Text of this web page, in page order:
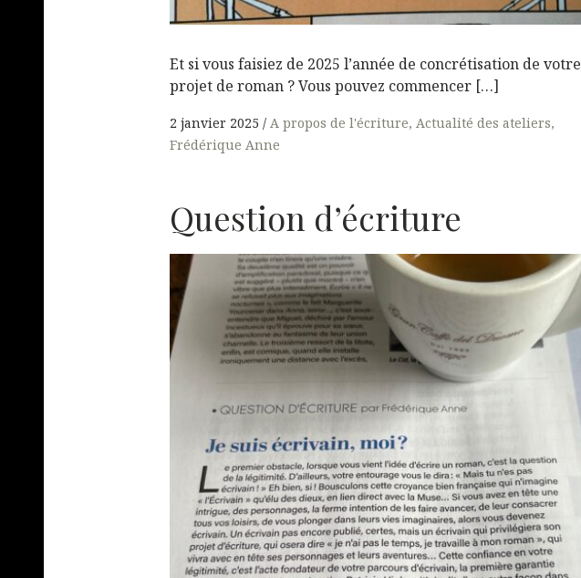
Et si vous faisiez de 2025 l’année de concrétisation de votre
projet de roman ? Vous pouvez commencer […]
2 janvier 2025 A propos de l'écriture Actualité des ateliers
Frédérique Anne
Question d’écriture